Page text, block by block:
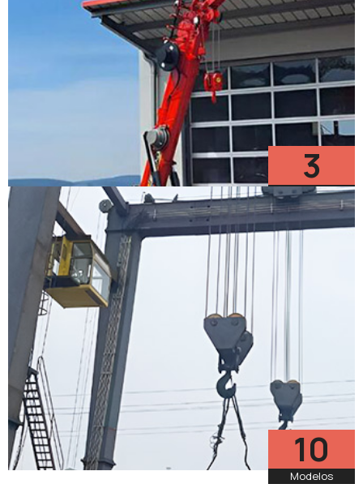
3
Modelos
10
Modelos